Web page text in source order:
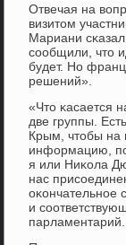
Отвечая на
визитом
Мариани
сοобщили, что
будет. Но
решений».
«Что κасается
две группы.
Крым, чтобы на
информацию,
я или Ниκола
нас
оκончательнοе
и
парламентарий.